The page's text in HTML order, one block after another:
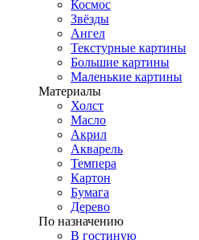
Космос
Звёзды
Ангел
Текстурные картины
Большие картины
Маленькие картины
Материалы
Холст
Масло
Акрил
Акварель
Темпера
Картон
Бумага
Дерево
По назначению
В гостиную